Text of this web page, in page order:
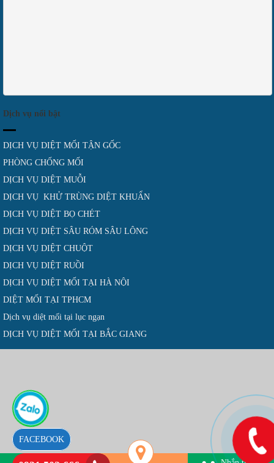
Dịch vụ nổi bật
DỊCH VỤ DIỆT MỐI TẬN GỐC
PHÒNG CHỐNG MỐI
DỊCH VỤ DIỆT MUỖI
DỊCH VỤ KHỬ TRÙNG DIỆT KHUẨN
DỊCH VỤ DIỆT BỌ CHÉT
DỊCH VỤ DIỆT SÂU RÓM SÂU LÔNG
DỊCH VỤ DIỆT CHUỘT
DỊCH VỤ DIỆT RUỒI
DỊCH VỤ DIỆT MỐI TẠI HÀ NỘI
DIỆT MỐI TẠI TPHCM
Dịch vụ diệt mối tại lục ngạn
DỊCH VỤ DIỆT MỐI TẠI BẮC GIANG
FACEBOOK